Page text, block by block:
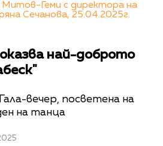
Геми с директора на
Сечанова, 25.04.2025г.
най-доброто
вечер, посветена на
на танца